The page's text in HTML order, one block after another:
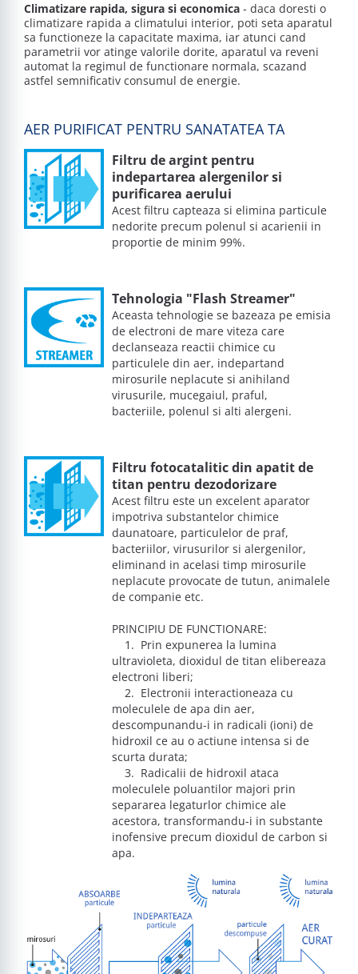
Climatizare rapida, sigura si economica - daca doresti o
climatizare rapida a climatului interior, poti seta aparatul
sa functioneze la capacitate maxima, iar atunci cand
parametrii vor atinge valorile dorite, aparatul va reveni
automat la regimul de functionare normala, scazand
astfel semnificativ consumul de energie.
AER PURIFICAT PENTRU SANATATEA TA
Filtru de argint pentru
indepartarea alergenilor si
purificarea aerului
Acest filtru capteaza si elimina particule
nedorite precum polenul si acarienii in
proportie de minim 99%.
Tehnologia "Flash Streamer"
Aceasta tehnologie se bazeaza pe emisia
de electroni de mare viteza care
declanseaza reactii chimice cu
particulele din aer, indepartand
mirosurile neplacute si anihiland
virusurile, mucegaiul, praful,
bacteriile, polenul si alti alergeni.
Filtru fotocatalitic din apatit de
titan pentru dezodorizare
Acest filtru este un excelent aparator
impotriva substantelor chimice
daunatoare, particulelor de praf,
bacteriilor, virusurilor si alergenilor,
eliminand in acelasi timp mirosurile
neplacute provocate de tutun, animalele
de companie etc.
PRINCIPIU DE FUNCTIONARE:
1. Prin expunerea la lumina
ultravioleta, dioxidul de titan elibereaza
electroni liberi;
2. Electronii interactioneaza cu
moleculele de apa din aer,
descompunandu-i in radicali (ioni) de
hidroxil ce au o actiune intensa si de
scurta durata;
3. Radicalii de hidroxil ataca
moleculele poluantilor majori prin
separarea legaturlor chimice ale
acestora, transformandu-i in substante
inofensive precum dioxidul de carbon si
apa.